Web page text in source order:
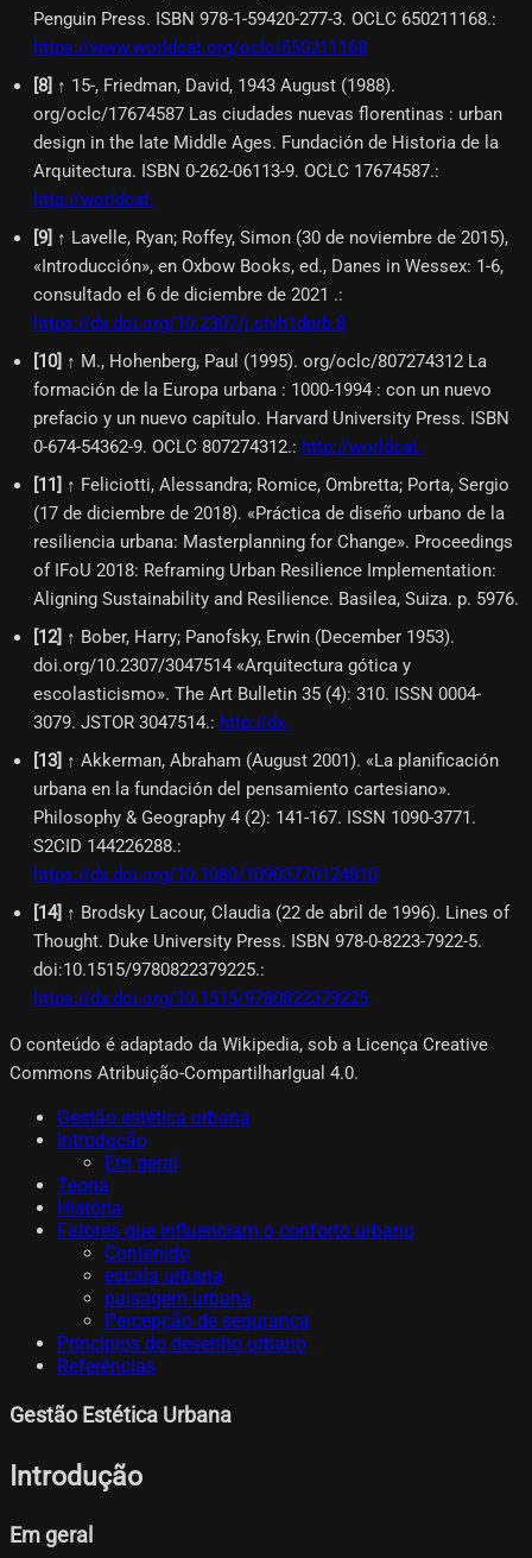
Penguin Press. ISBN 978-1-59420-277-3. OCLC 650211168.:
https://www.worldcat.org/oclc/650211168
8] ↑ 15-, Friedman, David, 1943 August (1988).
org/oclc/17674587 Las ciudades nuevas florentinas : urban
design in the late Middle Ages. Fundación de Historia de la
Arquitectura. ISBN 0-262-06113-9. OCLC 17674587.:
http://worldcat.
9 ↑ Lavelle, Ryan; Roffey, Simon (30 de noviembre de 2015),
«Introducción», en Oxbow Books, ed., Danes in Wessex: 1-6,
consultado el 6 de diciembre de 2021 .:
https://dx.doi.org/10.2307/j.ctvh1dprb.8
10] ↑ M., Hohenberg, Paul (1995). org/oclc/807274312 La
formación de la Europa urbana : 1000-1994 : con un nuevo
prefacio y un nuevo capítulo. Harvard University Press. ISBN
0-674-54362-9. OCLC 807274312.: http://worldcat.
11
↑ Feliciotti, Alessandra; Romice, Ombretta; Porta, Sergio
(17 de diciembre de 2018). «Práctica de diseño urbano de la
resiliencia urbana: Masterplanning for Change». Proceedings
of IFoU 2018: Reframing Urban Resilience Implementation:
Aligning Sustainability and Resilience. Basilea, Suiza. p. 5976.
12] ↑ Bober, Harry; Panofsky, Erwin (December 1953).
doi.org/10.2307/3047514 «Arquitectura gótica y
escolasticismo». The Art Bulletin 35 (4): 310. ISSN 0004-
3079. JSTOR 3047514.: http://dx.
13 ↑ Akkerman, Abraham (August 2001). «La planificación
urbana en la fundación del pensamiento cartesiano».
Philosophy & Geography 4 (2): 141-167. ISSN 1090-3771.
S2CID 144226288.:
https://dx.doi.org/10.1080/10903770124810
14] ↑ Brodsky Lacour, Claudia (22 de abril de 1996). Lines of
Thought. Duke University Press. ISBN 978-0-8223-7922-5.
doi:10.1515/9780822379225.:
https://dx.doi.org/10.1515/9780822379225
O conteúdo é adaptado da Wikipedia, sob a Licença Creative
Commons Atribuição-CompartilharIgual 4.0.
Gestão estética urbana
Introdução
Em geral
Teoria
História
Fatores que influenciam o conforto urbano
Contenido
escala urbana
paisagem urbana
Percepção de segurança
Princípios do desenho urbano
Referências
Gestão Estética Urbana
Introdução
Em geral